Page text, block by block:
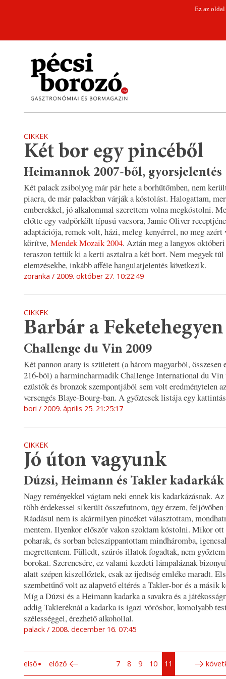
Ez az
CIKKEK
Két bor egy pincéből
Heimannok 2007-ből, gyorsjelentés
Két palack zsibolyog már pár hete a borhűtőmben, nem
piacra, de már palackban várják a kóstolást. Halogattam,
emberekkel, jó alkalommal szerettem volna megkóstolni.
előtte egy vadpörkölt típusú vacsora, Jamie Oliver
adaptációja, remek volt, házi, meleg kenyérrel, no meg azért
körítve,Mendek Mozaik 2004. Aztán meg a langyos októberi
teraszon tettük ki a kerti asztalra a két bort. Nem megyek
elemzésekbe, inkább afféle hangulatjelentés következik.
zoranka 2009. október 27. 10:22:49
CIKKEK
Barbár a Feketehegyen
Challenge du Vin 2009
Két pannon arany is született (a három magyarból, összesen
216-ból) a harmincharmadik Challenge International du Vin
ezüstök és bronzok szempontjából sem volt eredménytelen
versengés Blaye-Bourg-ban. A győztesek listája egy
bori 2009. április 25. 21:25:17
CIKKEK
Jó úton vagyunk
Dúzsi, Heimann és Takler kadarkák
Nagy reményekkel vágtam neki ennek kis kadarkázásnak.
több érdekessel sikerült összefutnom, úgy érzem, feljövőben
Ráadásul nem is akármilyen pincéket választottam,
mentem. Ilyenkor először vakon szoktam kóstolni. Mikor ott
poharak, és sorban beleszippantottam mindháromba,
megrettentem. Fülledt, szúrós illatok fogadtak, nem
borokat. Szerencsére, ez valami kezdeti lámpaláznak
alatt szépen kiszellőztek, csak az ijedtség emléke maradt.
szembetűnő volt az alapvető eltérés a Takler-bor és a másik
Míg a Dúzsi és a Heimann kadarka a savakra és a
addig Takleréknál a kadarka is igazi vörösbor, komolyabb
szélességgel, érezhető alkohollal.
palack 2008. december 16. 07:45
első előző 7 8 9 10 11